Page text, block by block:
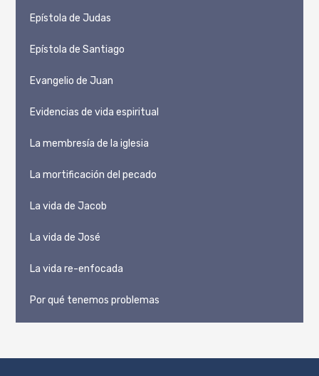
Epístola de Judas
Epístola de Santiago
Evangelio de Juan
Evidencias de vida espiritual
La membresía de la iglesia
La mortificación del pecado
La vida de Jacob
La vida de José
La vida re-enfocada
Por qué tenemos problemas